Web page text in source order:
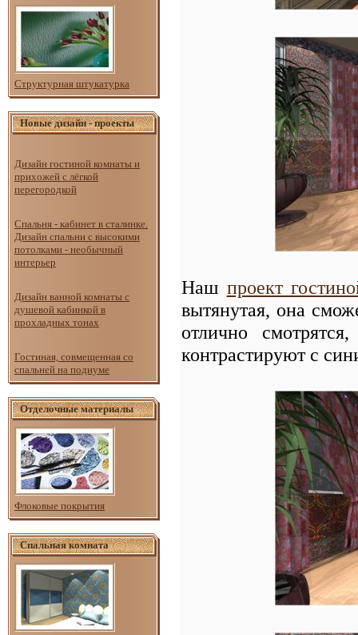
Структурная штукатурка
Новые дизайн - проекты
Дизайн гостиной комнаты и
прихожей с лёгкой
перегородкой
Спальня - кабинет в сталинке.
Дизайн спальни с высокими
потолками - необычный
интерьер
Дизайн ванной комнаты с
душевой кабинкой в
прохладных тонах
Гостиная, совмещенная со
спальней на подиуме
Отделочные материалы
Флоковые покрытия
Спальная комната
Наш проект
вытянутая, она
отлично
контрастируют с